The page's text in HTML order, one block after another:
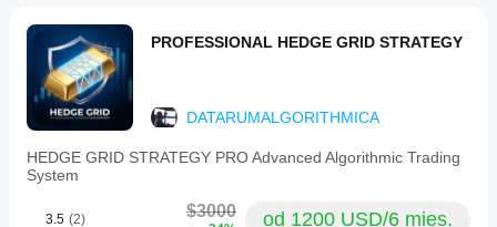
PROFESSIONAL HEDGE GRID STRATEGY
DATARUMALGORITHMICA
HEDGE GRID STRATEGY PRO Advanced Algorithmic Trading
System
3.5 (2) $3000 od 1200 USD/6 mies.